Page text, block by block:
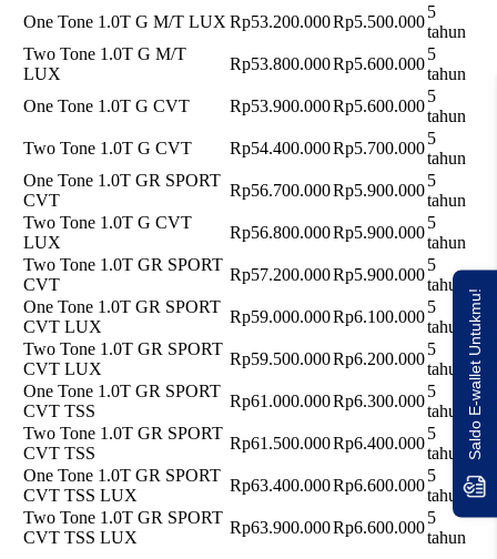
One Tone 1.0T G M/T LUX Rp53.200.000Rp5.500.000
5
tahun
Two Tone 1.0T G M/T
LUX
Rp53.800.000Rp5.600.000
5
tahun
One Tone 1.0T G CVT
Rp53.900.000Rp5.600.000
5
tahun
Two Tone 1.0T G CVT
Rp54.400.000Rp5.700.000
5
tahun
One Tone 1.0T GR SPORT
CVT
Rp56.700.000Rp5.900.000
5
tahun
Two Tone 1.0T G CVT
LUX
Rp56.800.000Rp5.900.000
5
tahun
Two Tone 1.0T GR SPORT
CVT
Rp57.200.000Rp5.900.000
5
tahun
One Tone 1.0T GR SPORT
CVT LUX
Rp59.000.000Rp6.100.000
5
tahun
Two Tone 1.0T GR SPORT
CVT LUX
Rp59.500.000Rp6.200.000
5
tahun
One Tone 1.0T GR SPORT
CVT TSS
Rp61.000.000Rp6.300.000
5
tahun
Two Tone 1.0T GR SPORT
CVT TSS
Rp61.500.000Rp6.400.000
5
tahun
One Tone 1.0T GR SPORT
CVT TSS LUX
Rp63.400.000Rp6.600.000
5
tahun
Two Tone 1.0T GR SPORT
CVT TSS LUX
Rp63.900.000Rp6.600.000
5
tahun
Saldo E-wallet Untukmu!